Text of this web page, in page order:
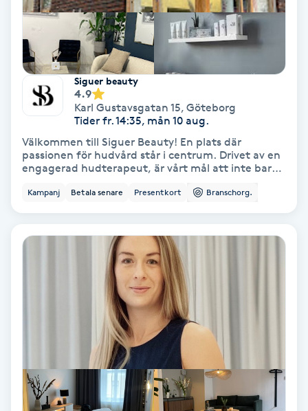
Läpptatuering
Makeup
Massage
Medial vägledning
Megavolymfransar
Melasma
Siguer beauty
4.9
Karl Gustavsgatan 15, Göteborg
Tider fr. 14:35, mån 10 aug.
Välkommen till Siguer Beauty! En plats där
passionen för hudvård står i centrum. Drivet av en
engagerad hudterapeut, är vårt mål att inte bara
kunskap och kärlek som finns för yrket. Med varje
självförtroende. Här möts du av expertis, omtanke
och en genuin passion för att skapa långvariga
resultat och en hud som mår bra inifrån och ut. Låt
oss ta hand om dig, för din hud förtjänar det
Kampanj Betala senare Presentkort Branschorg.